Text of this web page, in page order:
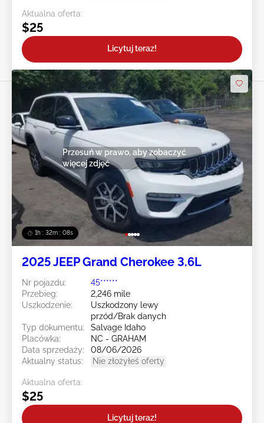
Aktualna oferta:
$25
Licytuj teraz!
1h : 32m : 05s
Przesuń w prawo, aby zobaczyć
więcej zdjęć
2025 JEEP Grand Cherokee 3.6L
Nr pojazdu:
45******
Przebieg:
2,246 mile
Uszkodzenie:
Uszkodzony lewy
przód/Brak danych
Typ dokumentu:
Salvage Idaho
Placówka:
NC - GRAHAM
Data sprzedaży:
08/06/2026
Aktualny status:
Nie złożyłeś oferty
Aktualna oferta:
$25
Licytuj teraz!